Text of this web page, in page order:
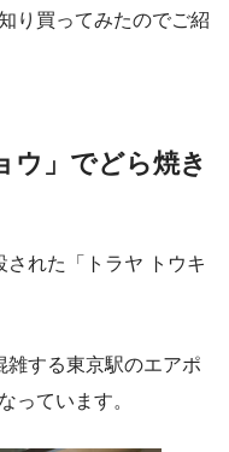
り買ってみたのでご紹
ウ」でどら焼き
れた「
トラヤ トウキ
雑する東京駅のエアポ
っています。